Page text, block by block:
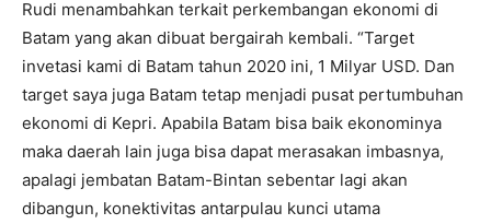
Rudi menambahkan terkait perkembangan ekonomi di
Batam yang akan dibuat bergairah kembali. “Target
invetasi kami di Batam tahun 2020 ini, 1 Milyar USD. Dan
target saya juga Batam tetap menjadi pusat pertumbuhan
ekonomi di Kepri. Apabila Batam bisa baik ekonominya
maka daerah lain juga bisa dapat merasakan imbasnya,
apalagi jembatan Batam-Bintan sebentar lagi akan
dibangun, konektivitas antarpulau kunci utama